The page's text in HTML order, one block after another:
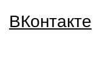
ВКонтакте